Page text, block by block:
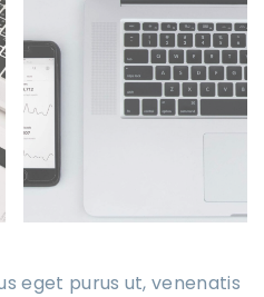
eget purus ut, venenatis